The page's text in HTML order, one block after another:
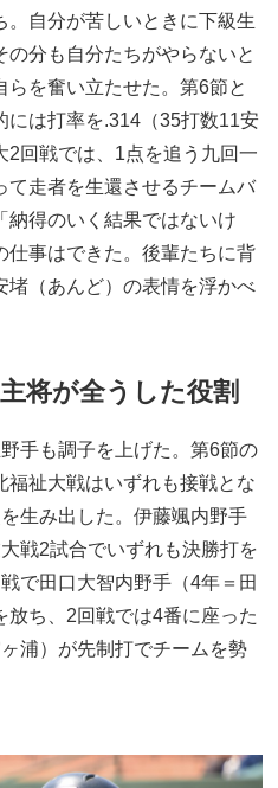
自分が苦しいときに下級生
分も自分たちがやらないと
を奮い立たせた。第6節と
には打率を.314（35打数11安
2回戦では、1点を追う九回一
て走者を生還させるチームバ
納得のいく結果ではないけ
仕事はできた。後輩たちに背
堵（あんど）の表情を浮かべ
将が全うした役割
手も調子を上げた。第6節の
福祉大戦はいずれも接戦とな
生み出した。伊藤颯内野手
戦2試合でいずれも決勝打を
で田口大智内野手（4年＝田
ち、2回戦では4番に座った
浦）が先制打でチームを勢